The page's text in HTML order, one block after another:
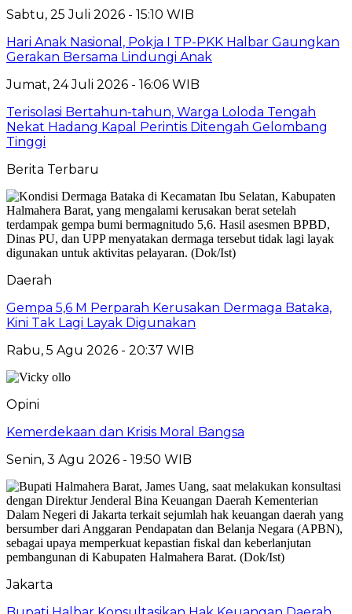
Sabtu, 25 Juli 2026 - 15:10 WIB
Hari Anak Nasional, Pokja I TP-PKK Halbar Gaungkan
Gerakan Bersama Lindungi Anak
Jumat, 24 Juli 2026 - 16:06 WIB
Terisolasi Bertahun-tahun, Warga Loloda Tengah
Nekat Hadang Kapal Perintis Ditengah Gelombang
Tinggi
Berita Terbaru
Daerah
Gempa 5,6 M Perparah Kerusakan Dermaga Bataka,
Kini Tak Lagi Layak Digunakan
Rabu, 5 Agu 2026 - 20:37 WIB
Opini
Kemerdekaan dan Krisis Moral Bangsa
Senin, 3 Agu 2026 - 19:50 WIB
Jakarta